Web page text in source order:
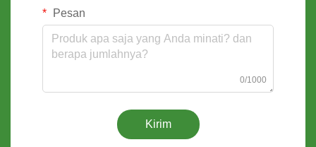
Pesan
0/1000
Kirim